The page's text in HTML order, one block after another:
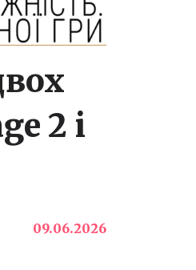
2 і
09.06.2026